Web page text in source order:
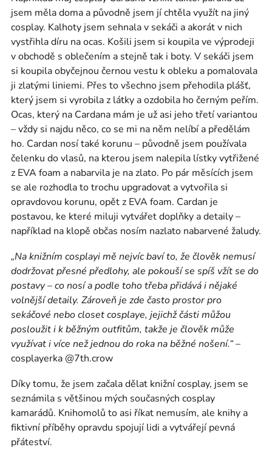
jsem měla doma a původně jsem jí chtěla využít na jiný
cosplay. Kalhoty jsem sehnala v sekáči a akorát v nich
vystřihla díru na ocas. Košili jsem si koupila ve výprodeji
v obchodě s oblečením a stejně tak i boty. V sekáči jsem
si koupila obyčejnou černou vestu k obleku a pomalovala
ji zlatými liniemi. Přes to všechno jsem přehodila plášť,
který jsem si vyrobila z látky a ozdobila ho černým peřím.
Ocas, který na Cardana mám je už asi jeho třetí variantou
– vždy si najdu něco, co se mi na něm nelíbí a předělám
ho. Cardan nosí také korunu – původně jsem používala
čelenku do vlasů, na kterou jsem nalepila lístky vytřižené
z EVA foam a nabarvila je na zlato. Po pár měsících jsem
se ale rozhodla to trochu upgradovat a vytvořila si
opravdovou korunu, opět z EVA foam. Cardan je
postavou, ke které miluji vytvářet doplňky a detaily –
například na klopě občas nosím nazlato nabarvené žaludy.
„Na knižním cosplayi mě nejvíc baví to, že člověk nemusí
dodržovat přesné předlohy, ale pokouší se spíš vžít se do
postavy–co nosí a podle toho třeba přidává i nějaké
volnější detaily. Zároveň je zde často prostor pro
sekáčové nebo closet cosplaye, jejichž části můžou
posloužit i k běžným outfitům, takže je člověk může
využívat i více než jednou do roka na běžné nošení.“–
cosplayerka @7th.crow
Díky tomu, že jsem začala dělat knižní cosplay, jsem se
seznámila s většinou mých současných cosplay
kamarádů. Knihomolů to asi říkat nemusím, ale knihy a
fiktivní příběhy opravdu spojují lidi a vytvářejí pevná
přáteství.